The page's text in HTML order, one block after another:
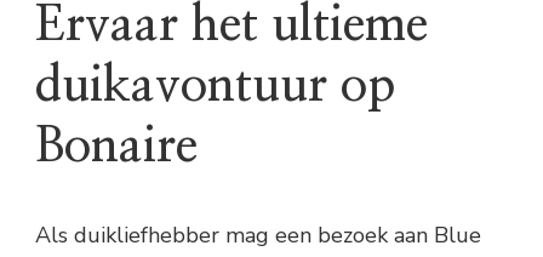
Ervaar het ultieme
duikavontuur op
Bonaire
Als duikliefhebber mag een bezoek aan Blue